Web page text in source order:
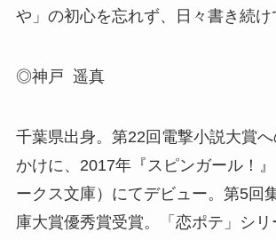
や」の初心を忘れず、日々書き続け
◎神戸 遥真
千葉県出身。第22回電撃小説大賞
かけに、2017年『スピンガール！
ークス文庫）にてデビュー。第5回
庫大賞優秀賞受賞。「恋ポテ」シ